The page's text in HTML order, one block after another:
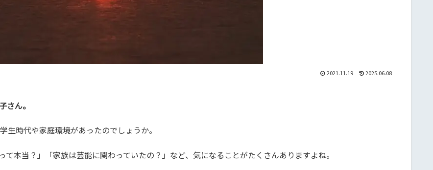
2021.11.19 2025.06.08
さん。
時代や家庭環境があったのでしょうか。
て本当？」「家族は芸能に関わっていたの？」など、気になることがたくさんありますよね。